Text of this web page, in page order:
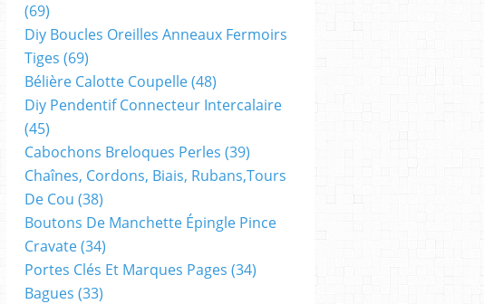
(69)
Diy Boucles Oreilles Anneaux Fermoirs
Tiges (69)
Bélière Calotte Coupelle(48)
Diy Pendentif Connecteur Intercalaire
(45)
Cabochons Breloques Perles (39)
Chaînes, Cordons, Biais, Rubans,tours
De Cou (38)
Boutons De Manchette Épingle Pince
Cravate(34)
Portes Clés Et Marques Pages (34)
Bagues (33)